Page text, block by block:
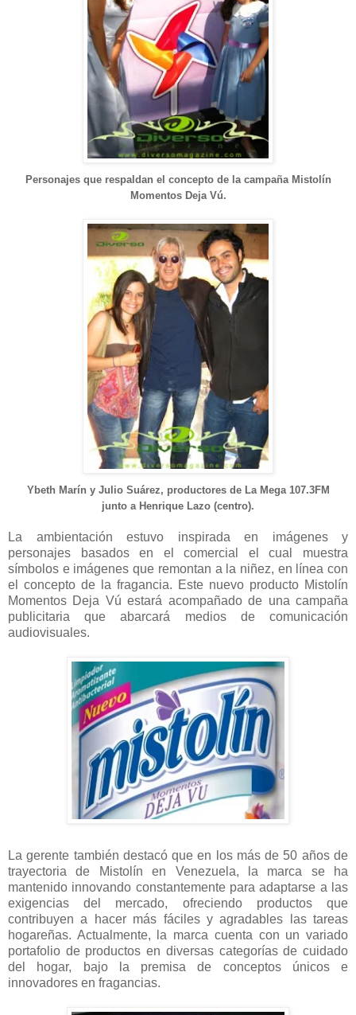
Personajes que respaldan el concepto de la campaña Mistolín
Momentos Deja Vú.
Ybeth Marín y Julio Suárez, productores de La Mega 107.3FM
junto a Henrique Lazo (centro).
La ambientación estuvo inspirada en imágenes y
personajes basados en el comercial el cual muestra
símbolos e imágenes que remontan a la niñez, en línea con
el concepto de la fragancia. Este nuevo producto Mistolín
Momentos Deja Vú estará acompañado de una campaña
publicitaria que abarcará medios de comunicación
audiovisuales.
La gerente también destacó que en los más de 50 años de
trayectoria de Mistolín en Venezuela, la marca se ha
mantenido innovando constantemente para adaptarse a las
exigencias del mercado, ofreciendo productos que
contribuyen a hacer más fáciles y agradables las tareas
hogareñas. Actualmente, la marca cuenta con un variado
portafolio de productos en diversas categorías de cuidado
del hogar, bajo la premisa de conceptos únicos e
innovadores en fragancias.